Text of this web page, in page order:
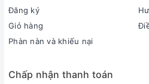
nhiệt lớn hơn và hệ thống thông
Đăng ký
Giỏ hàng
Phàn nàn và khiếu nại
Chấp nhận thanh toán